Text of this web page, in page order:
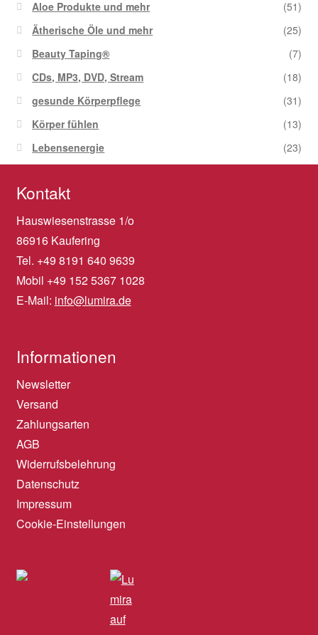
Aloe Produkte und mehr
(51)
Ätherische Öle und mehr
(25)
Beauty Taping®
(7)
CDs, MP3, DVD, Stream
(18)
gesunde Körperpflege
(31)
Körper fühlen
(13)
Lebensenergie
(23)
Kontakt
Hauswiesenstrasse 1/o
86916 Kaufering
Tel. +49 8191 640 9639
Mobil +49 152 5367 1028
E-Mail: info@lumira.de
Informationen
Newsletter
Versand
Zahlungsarten
AGB
Widerrufsbelehrung
Datenschutz
Impressum
Cookie-Einstellungen